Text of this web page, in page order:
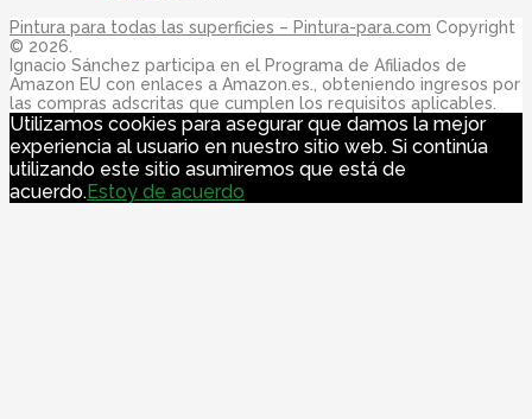
Pintura para todas las superficies – Pintura-para.com Copyright
© 2026.
Ignacio Sánchez participa en el Programa de Afiliados de
Amazon EU con enlaces a Amazon.es., obteniendo ingresos por
las compras adscritas que cumplen los requisitos aplicables.
Utilizamos cookies para asegurar que damos la mejor
experiencia al usuario en nuestro sitio web. Si continúa
utilizando este sitio asumiremos que está de
acuerdo.Estoy de acuerdo